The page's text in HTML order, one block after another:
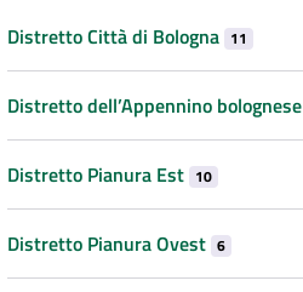
Distretto Città di Bologna 11
Distretto dell’Appennino bolognese
Distretto Pianura Est 10
Distretto Pianura Ovest 6